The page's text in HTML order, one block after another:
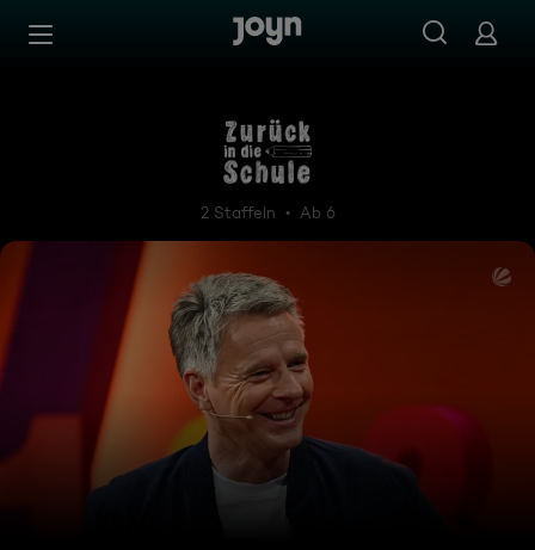
Zum Inhalt springen
Zurück in die Schule
2 Staffeln Ab 6